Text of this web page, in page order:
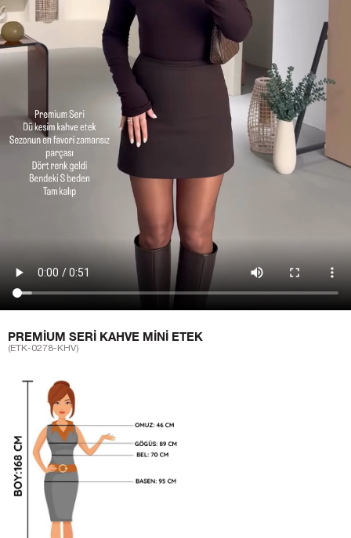
PREMIUM SERI KAHVE MINI ETEK
(ETK-0278-KHV)